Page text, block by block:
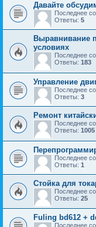
Давайте
Последнее
Ответы: 5
Выравнивание
условиях
Последнее
Ответы: 183
Управление
Последнее
Ответы: 3
Ремонт
Последнее
Ответы: 1005
Последнее
Ответы: 1
Стойка для
Последнее
Ответы: 25
Fuling bd612 +
Последнее